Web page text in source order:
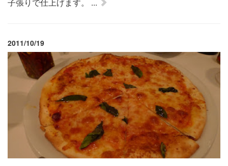
2011/10/19